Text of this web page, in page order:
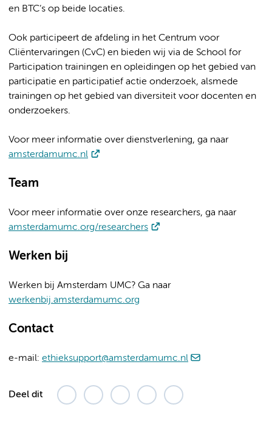
en BTC’s op beide locaties.
Ook participeert de afdeling in het Centrum voor
Cliëntervaringen (CvC) en bieden wij via de School for
Participation trainingen en opleidingen op het gebied van
participatie en participatief actie onderzoek, alsmede
trainingen op het gebied van diversiteit voor docenten en
onderzoekers.
Voor meer informatie over dienstverlening, ga naar
amsterdamumc.nl
Team
Voor meer informatie over onze researchers, ga naar
amsterdamumc.org/researchers
Werken bij
Werken bij Amsterdam UMC? Ga naar
werkenbij.amsterdamumc.org
Contact
e-mail: ethieksupport@amsterdamumc.nl
Deel dit